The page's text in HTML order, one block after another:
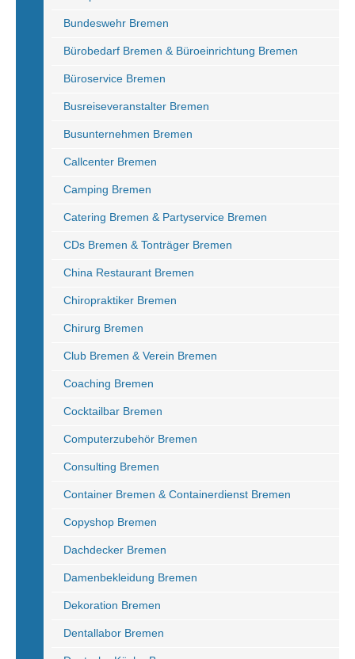
Bundeswehr Bremen
Bürobedarf Bremen & Büroeinrichtung Bremen
Büroservice Bremen
Busreiseveranstalter Bremen
Busunternehmen Bremen
Callcenter Bremen
Camping Bremen
Catering Bremen & Partyservice Bremen
CDs Bremen & Tonträger Bremen
China Restaurant Bremen
Chiropraktiker Bremen
Chirurg Bremen
Club Bremen & Verein Bremen
Coaching Bremen
Cocktailbar Bremen
Computerzubehör Bremen
Consulting Bremen
Container Bremen & Containerdienst Bremen
Copyshop Bremen
Dachdecker Bremen
Damenbekleidung Bremen
Dekoration Bremen
Dentallabor Bremen